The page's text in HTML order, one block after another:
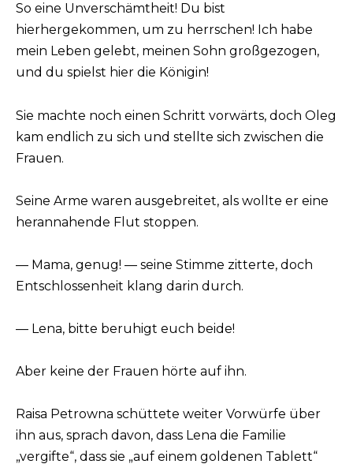
So eine Unverschämtheit! Du bist
hierhergekommen, um zu herrschen! Ich habe
mein Leben gelebt, meinen Sohn großgezogen,
und du spielst hier die Königin!
Sie machte noch einen Schritt vorwärts, doch Oleg
kam endlich zu sich und stellte sich zwischen die
Frauen.
Seine Arme waren ausgebreitet, als wollte er eine
herannahende Flut stoppen.
— Mama, genug! — seine Stimme zitterte, doch
Entschlossenheit klang darin durch.
— Lena, bitte beruhigt euch beide!
Aber keine der Frauen hörte auf ihn.
Raisa Petrowna schüttete weiter Vorwürfe über
ihn aus, sprach davon, dass Lena die Familie
„vergifte“, dass sie „auf einem goldenen Tablett“